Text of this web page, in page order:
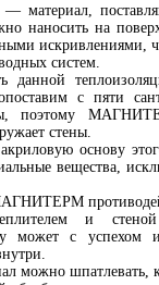
материал,
наносить на
искривлениями,
систем.
с пяти
поэтому
стены.
основу
вещества,
и
может с успехом
шпатлевать,